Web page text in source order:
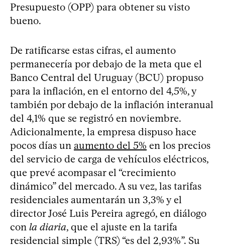
Presupuesto (OPP) para obtener su visto
bueno.
De ratificarse estas cifras, el aumento
permanecería por debajo de la meta que el
Banco Central del Uruguay (BCU) propuso
para la inflación, en el entorno del 4,5%, y
también por debajo de la inflación interanual
del 4,1% que se registró en noviembre.
Adicionalmente, la empresa dispuso hace
pocos días un aumento del 5% en los precios
del servicio de carga de vehículos eléctricos,
que prevé acompasar el “crecimiento
dinámico” del mercado. A su vez, las tarifas
residenciales aumentarán un 3,3% y el
director José Luis Pereira agregó, en diálogo
con la diaria, que el ajuste en la tarifa
residencial simple (TRS) “es del 2,93%”. Su